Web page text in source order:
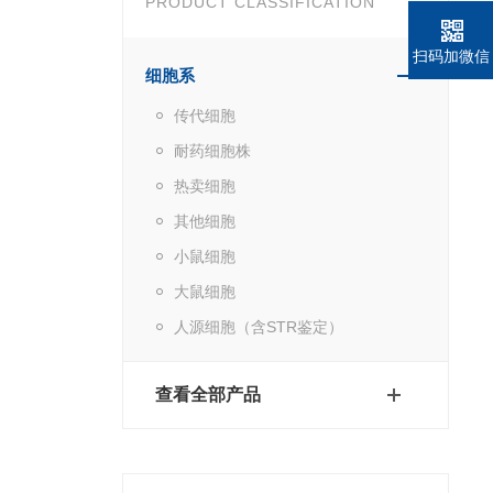
细胞系
传代细胞
耐药细胞株
热卖细胞
其他细胞
小鼠细胞
大鼠细胞
人源细胞（含STR鉴定）
查看全部产品
扫码加微信